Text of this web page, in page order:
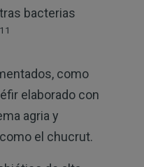
bacterias
11
como
elaborado con
agria y
el chucrut.